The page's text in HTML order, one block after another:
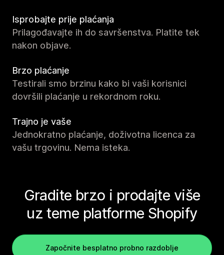
Isprobajte prije plaćanja
Prilagođavajte ih do savršenstva. Platite tek
nakon objave.
Brzo plaćanje
Testirali smo brzinu kako bi vaši korisnici
dovršili plaćanje u rekordnom roku.
Trajno je vaše
Jednokratno plaćanje, doživotna licenca za
vašu trgovinu. Nema isteka.
Gradite brzo i prodajte više
uz teme platforme Shopify
Započnite besplatno probno razdoblje